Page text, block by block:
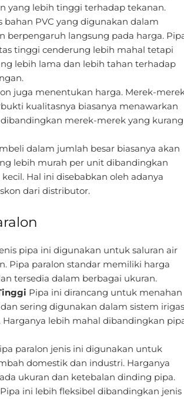
yang lebih tinggi terhadap tekanan.
bahan PVC yang digunakan dalam
berpengaruh langsung pada harga.
tinggi cenderung lebih mahal tetapi
lebih lama dan lebih tahan terhadap
juga menentukan harga. Merek-
kualitasnya biasanya menawarkan
merek-merek yang kurang
dalam jumlah besar biasanya akan
lebih murah per unit dibandingkan
Hal ini disebabkan oleh adanya
dari distributor.
pipa ini digunakan untuk saluran air
Pipa paralon standar memiliki harga
tersedia dalam berbagai ukuran.
Pipa ini dirancang untuk menahan
sering digunakan dalam sistem
Harganya lebih mahal dibandingkan
paralon jenis ini digunakan untuk
domestik dan industri. Harganya
ukuran dan ketebalan dinding pipa.
Pipa ini lebih fleksibel dibandingkan jenis